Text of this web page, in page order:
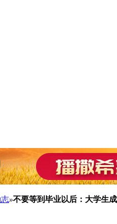
»不要等到毕业以后：大学生